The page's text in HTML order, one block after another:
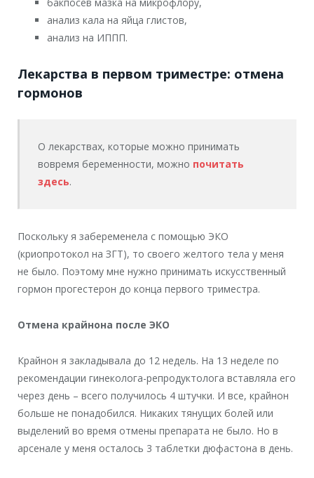
бакпосев мазка на микрофлору,
анализ кала на яйца глистов,
анализ на ИППП.
Лекарства в первом триместре: отмена
гормонов
О лекарствах, которые можно принимать
вовремя беременности, можно почитать
здесь.
Поскольку я забеременела с помощью ЭКО
(криопротокол на ЗГТ), то своего желтого тела у меня
не было. Поэтому мне нужно принимать искусственный
гормон прогестерон до конца первого триместра.
Отмена крайнона после ЭКО
Крайнон я закладывала до 12 недель. На 13 неделе по
рекомендации гинеколога-репродуктолога вставляла его
через день – всего получилось 4 штучки. И все, крайнон
больше не понадобился. Никаких тянущих болей или
выделений во время отмены препарата не было. Но в
арсенале у меня осталось 3 таблетки дюфастона в день.